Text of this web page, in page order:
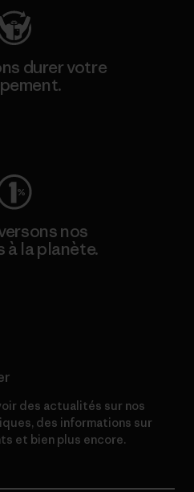
durer votre
nos
à la planète.
des actualités sur nos
des informations sur
et bien plus encore.